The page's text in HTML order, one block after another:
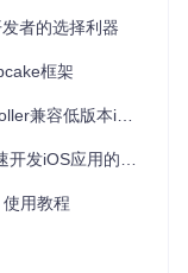
者的选择利器
框架
低版本iOS的神器
QML主题与组件库
用教程